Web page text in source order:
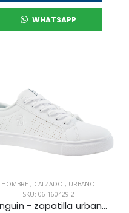
WHATSAPP
HOMBRE, CALZADO, URBANO
SKU: 06-160429-2
penguin - zapatilla urbana terrest para hombre